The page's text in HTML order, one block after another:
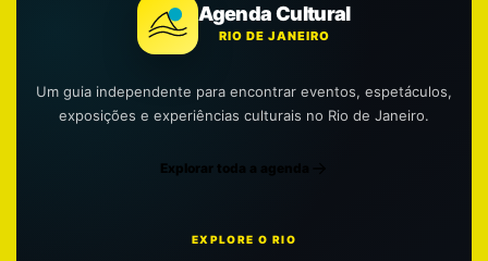
Agenda Cultural
RIO DE JANEIRO
Um guia independente para encontrar eventos, espetáculos,
exposições e experiências culturais no Rio de Janeiro.
Explorar toda a agenda
EXPLORE O RIO